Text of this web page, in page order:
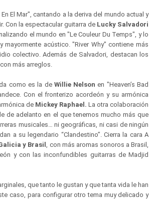
El Mar", cantando a la deriva del mundo actual y
Con la espectacular guitarra de Lucky Salvadori
el mundo en "Le Couleur Du Temps", y lo
acústico. "River Why" contiene más
colectivo. Además de Salvadori, destacan los
más arreglos.
como es la de Willie Nelson en "Heaven’s Bad
Con el fronterizo acordeón y su armónica
de Mickey Raphael. La otra colaboración
de adelanto en el que tenemos mucho más que
musicales… ni geográficas, ni casi de ningún
a su legendario “Clandestino”. Cierra la cara A
y Brasil, con más aromas sonoros a Brasil,
y con las inconfundibles guitarras de Madjid
que tanto le gustan y que tanta vida le han
caso, para configurar otro tema muy delicado y